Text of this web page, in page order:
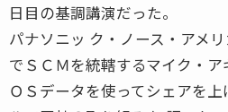
日目の基調講演だった。
パナソニッ ク・ノース・アメ
でＳＣＭを統轄するマイク・
ＯＳデータを使ってシェアを